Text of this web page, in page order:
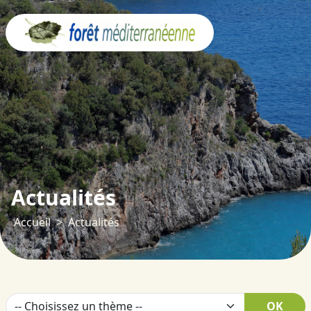
Actualités
Accueil Actualités
OK
Panneau de gestion des cookies